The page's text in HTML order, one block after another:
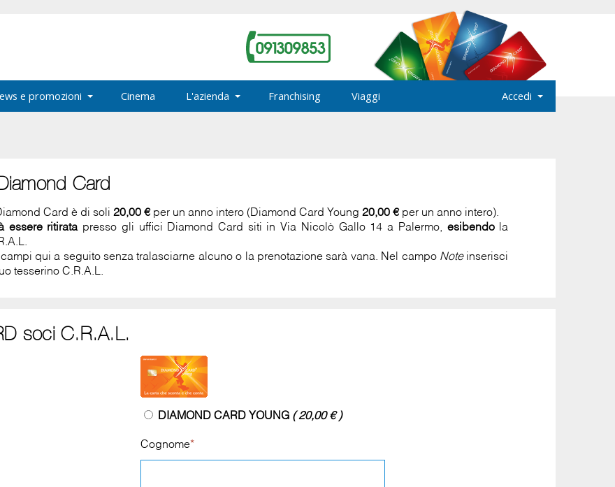
e promozioni Cinema L'azienda Franchising Viaggi Accedi
Card
Card è di soli20,00 €per un anno intero (Diamond Card Young20,00 €per un anno intero).
essere ritiratapresso gli uffici Diamond Card siti in Via Nicolò Gallo 14 a Palermo, esibendola
qui a seguito senza tralasciarne alcuno o la prenotazione sarà vana. Nel campo Noteinserisci
tesserino C.R.A.L.
soci C.R.A.L.
DIAMOND CARD YOUNG( 20,00 € )
Cognome*